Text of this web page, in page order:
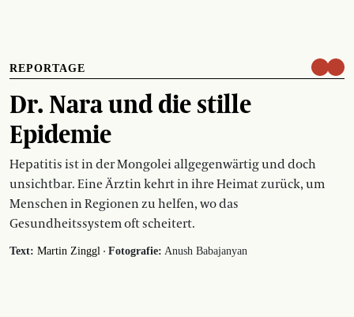
REPORTAGE
Dr. Nara und die stille
Epidemie
Hepatitis ist in der Mongolei allgegenwärtig und doch
unsichtbar. Eine Ärztin kehrt in ihre Heimat zurück, um
Menschen in Regionen zu helfen, wo das
Gesundheitssystem oft scheitert.
Text: Martin Zinggl · Fotografie: Anush Babajanyan